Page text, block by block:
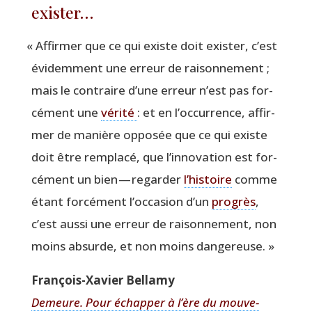
exister…
«Affir­mer que ce qui existe doit exis­ter, c’est
évi­dem­ment une erreur de rai­son­ne­ment ;
mais le contraire d’une erreur n’est pas for­
cé­ment une véri­té : et en l’oc­cur­rence, affir­
mer de manière oppo­sée que ce qui existe
doit être rem­pla­cé, que l’in­no­va­tion est for­
cé­ment un bien — regar­der l’his­toire comme
étant for­cé­ment l’oc­ca­sion d’un pro­grès,
c’est aus­si une erreur de rai­son­ne­ment, non
moins absurde, et non moins dangereuse. »
Fran­çois-Xavier Bellamy
Demeure. Pour échap­per à l’ère du mou­ve­